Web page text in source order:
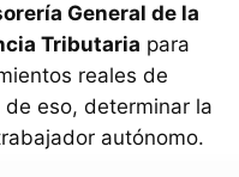
General de la
Tributaria para
reales de
eso, determinar la
autónomo.